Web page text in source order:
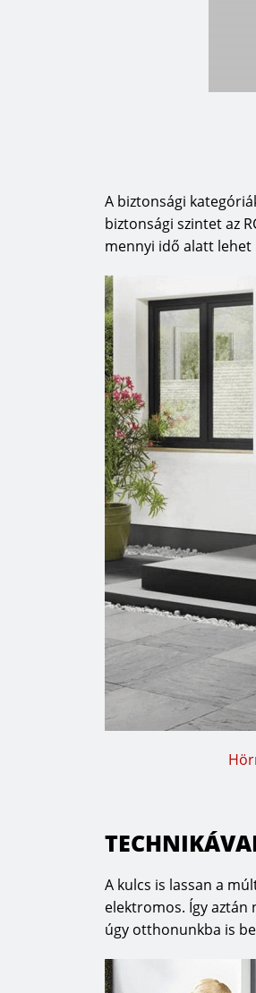
A biztonsági
biztonsági szintet az
mennyi idő alatt lehet
A kulcs is lassan a
elektromos. Így aztán
úgy otthonunkba is